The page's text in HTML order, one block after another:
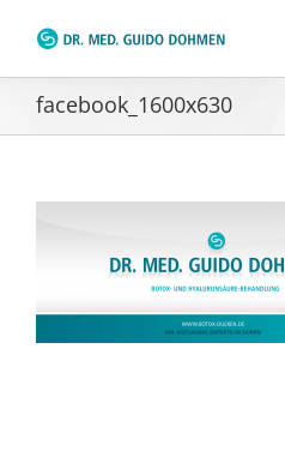
Inhalt
facebook_1600x630